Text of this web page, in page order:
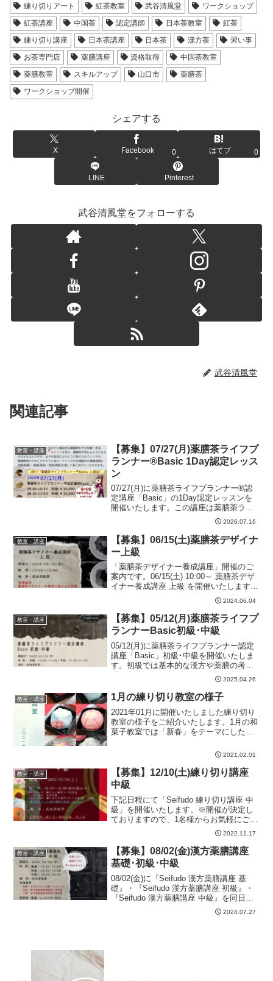
練り切りアート 紅茶教室 武谷清風堂
ワークショップ
紅茶講座
中国茶 認定講師 日本茶教室
紅茶
練り切り講座
日本茶講座 日本茶 漢方茶
習い事
お茶専門店
薬膳講座 資格取得
中国茶教室
薬膳教室
スキルアップ 山口市
薬膳茶
ワークショップ開催
シェアする
X Facebook 0 はてブ 0
LINE Pinterest
武谷清風堂をフォローする
武谷清風堂
関連記事
教室・講座
【募集】07/27(月)薬膳茶ライフプ
ランナー®Basic 1Day認定レッス
ン
07/27(月)に薬膳茶ライフプランナー®認
定講座「Basic」の1Day認定レッスンを
開催いたします。この講座は薬膳茶ライ
フプランナー®認定講座「Basic」の「初
級」・「中級」・「上級」・「認定」を1
日でご受講いただき「薬膳茶ライフプ
ラ...
2026.07.16
教室・講座
【募集】06/15(土)薬膳茶デザイナ
ー上級
「薬膳茶デザイナー養成講座」開催のご
案内です。06/15(土) 10:00～ 薬膳茶デザ
イナー養成講座 上級 を開催いたします。
★薬膳茶デザイナー養成講座 中級 修了者
が対象となります。※開催が決定してお
りますので、1名様からお気軽にご参加...
2024.06.04
教室・講座
【募集】05/12(月)薬膳茶ライフプ
ランナーBasic初級･中級
05/12(月)に薬膳茶ライフプランナー認定
講座「Basic」初級･中級を開催いたしま
す。初級では基本的な漢方や薬膳の考え
方や思想を学び、まずは「漢方や薬膳と
はどんなものなのか」を学んでいただき
ます。その基本を学んだ上で、講座の中
で実際に受...
2025.04.26
教室・講座 1月の練り切り教室の様子
2021年01月に開催いたしました練り切り
教室の様子をご紹介いたします。1月の和
菓子教室では「新春」をテーマにした練
山」です。現在、コロナ禍で定期開催は
は２名様以上、５...
2021.02.01
教室・講座
【募集】12/10(土)練り切り講座
中級
下記日程にて「Seifudo 練り切り講座 中
級」を開催いたします。※開催が決定し
ておりますので、1名様からお気軽にご参
加いただけます。■開催日：12/10(土)
09:00～15:00頃(昼休憩あり)09:00-11:30
練り切り餡作り...
2022.11.17
教室・講座
【募集】08/02(金)漢方薬膳講座
基礎･初級･中級
08/02(金)に『Seifudo 漢方薬膳講座 基
礎』・『Seifudo 漢方薬膳講座 初級』・
『Seifudo 漢方薬膳講座 中級』を同日開
催いたします。★当講座は開催が決定し
ておりますので、１名様からお申し込み
2024.07.27